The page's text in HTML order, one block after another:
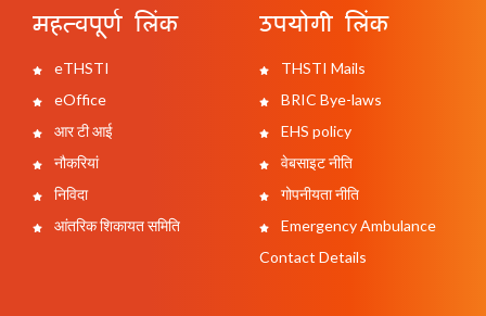
महत्वपूर्ण लिंक
eTHSTI
eOffice
आर टी आई
नौकरियां
निविदा
आंतरिक शिकायत समिति
उपयोगी लिंक
THSTI Mails
BRIC Bye-laws
EHS policy
वेबसाइट नीति
गोपनीयता नीति
Emergency Ambulance
Contact Details